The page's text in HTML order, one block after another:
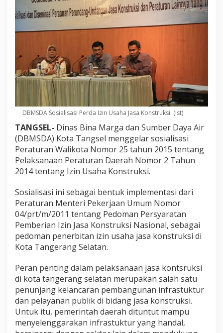
DBMSDA Sosialisasi Perda Izin Usaha Jasa Konstruksi. (ist)
TANGSEL- Dinas Bina Marga dan Sumber Daya Air
(DBMSDA) Kota Tangsel menggelar sosialisasi
Peraturan Walikota Nomor 25 tahun 2015 tentang
Pelaksanaan Peraturan Daerah Nomor 2 Tahun
2014 tentang Izin Usaha Konstruksi.
Sosialisasi ini sebagai bentuk implementasi dari
Peraturan Menteri Pekerjaan Umum Nomor
04/prt/m/2011 tentang Pedoman Persyaratan
Pemberian Izin Jasa Konstruksi Nasional, sebagai
pedoman penerbitan izin usaha jasa konstruksi di
Kota Tangerang Selatan.
Peran penting dalam pelaksanaan jasa kontsruksi
di kota tangerang selatan merupakan salah satu
penunjang kelancaran pembangunan infrastuktur
dan pelayanan publik di bidang jasa konstruksi.
Untuk itu, pemerintah daerah dituntut mampu
menyelenggarakan infrastuktur yang handal,